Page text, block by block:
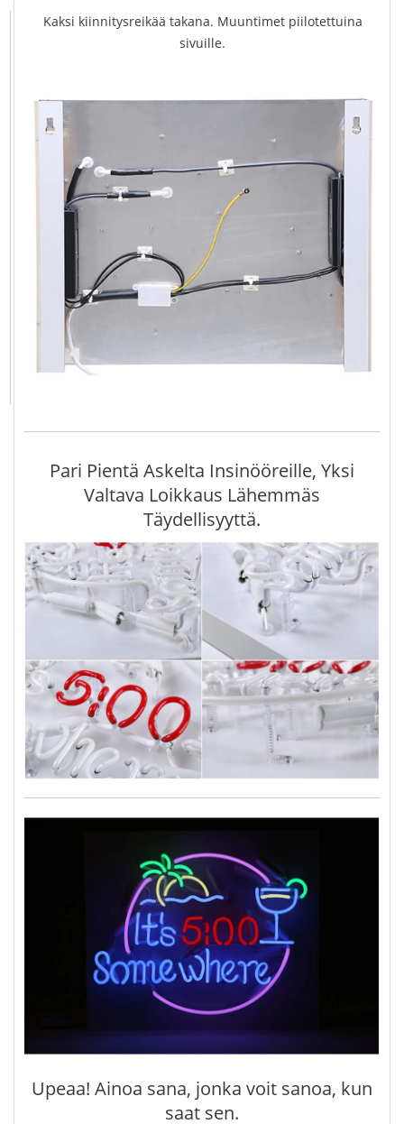
Kaksi kiinnitysreikää takana. Muuntimet piilotettuina
sivuille.
Pari Pientä Askelta Insinööreille, Yksi
Valtava Loikkaus Lähemmäs
Täydellisyyttä.
Upeaa! Ainoa sana, jonka voit sanoa, kun
saat sen.